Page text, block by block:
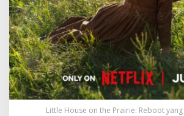
Little House on the Prairie: Reboot